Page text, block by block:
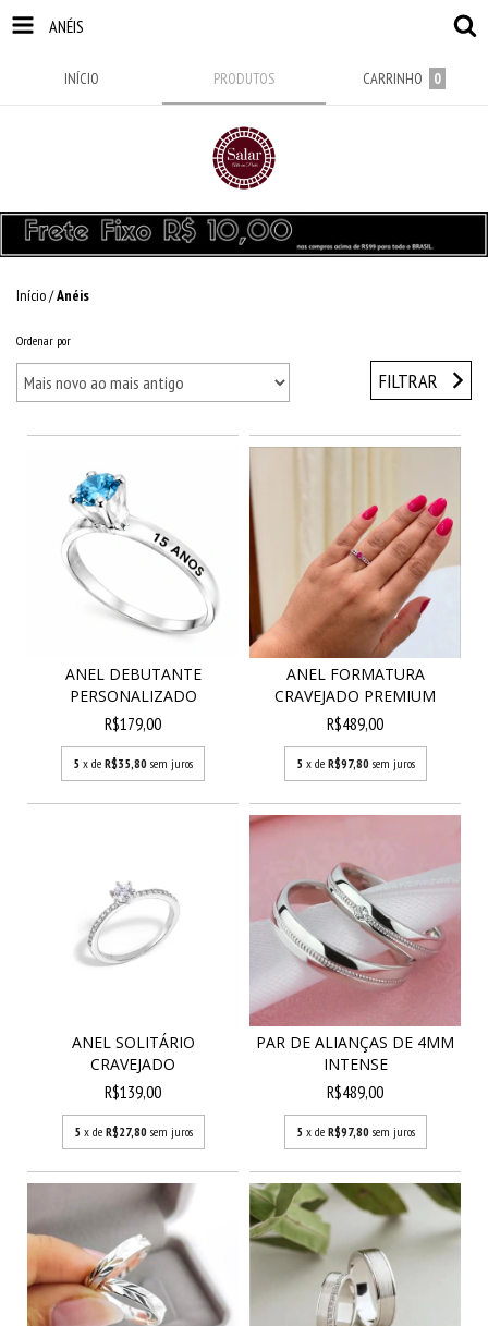
ANÉIS
INÍCIO PRODUTOS CARRINHO 0
Início/Anéis
Ordenar por
FILTRAR
ANEL DEBUTANTE
PERSONALIZADO
R$179,00
5 x de R$35,80 sem juros
ANEL FORMATURA
CRAVEJADO PREMIUM
R$489,00
5 x de R$97,80 sem juros
ANEL SOLITÁRIO
CRAVEJADO
R$139,00
5 x de R$27,80 sem juros
PAR DE ALIANÇAS DE 4MM
INTENSE
R$489,00
5 x de R$97,80 sem juros